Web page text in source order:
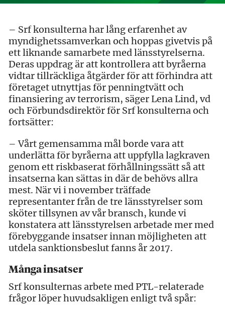
– Srf konsulterna har lång erfarenhet av
myndighetssamverkan och hoppas givetvis på
ett liknande samarbete med länsstyrelserna.
Deras uppdrag är att kontrollera att byråerna
vidtar tillräckliga åtgärder för att förhindra att
företaget utnyttjas för penningtvätt och
finansiering av terrorism, säger Lena Lind, vd
och Förbundsdirektör för Srf konsulterna och
fortsätter:
– Vårt gemensamma mål borde vara att
underlätta för byråerna att uppfylla lagkraven
genom ett riskbaserat förhållningssätt så att
insatserna kan sättas in där de behövs allra
mest. När vi i november träffade
representanter från de tre länsstyrelser som
sköter tillsynen av vår bransch, kunde vi
konstatera att länsstyrelsen arbetade mer med
förebyggande insatser innan möjligheten att
utdela sanktionsbeslut fanns år 2017.
Många insatser
Srf konsulternas arbete med PTL-relaterade
frågor löper huvudsakligen enligt två spår: